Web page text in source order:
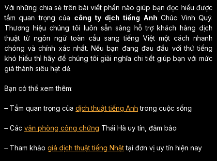
Với những chia sẻ trên bài viết phần nào giúp bạn đọc hiểu được
tầm quan trọng của công ty dịch tiếng Anh Chúc Vinh Quý.
Thương hiệu chúng tôi luôn sẵn sàng hỗ trợ khách hàng dịch
thuật từ ngôn ngữ toàn cầu sang tiếng Việt một cách nhanh
chóng và chính xác nhất. Nếu bạn đang đau đầu với thứ tiếng
khó hiểu thì hãy để chúng tôi giải nghĩa chi tiết giúp bạn với mức
giá thành siêu hạt dẻ.
Bạn có thể xem thêm:
– Tầm quan trọng của dịch thuật tiếng Anh trong cuộc sống
– Các văn phòng công chứng Thái Hà uy tín, đảm bảo
– Tham khảo giá dịch thuật tiếng Nhậttại đơn vị uy tín hiện nay